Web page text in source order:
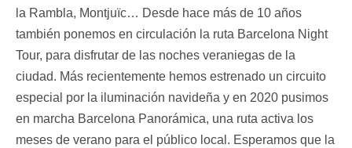
la Rambla, Montjuïc… Desde hace más de 10 años
también ponemos en circulación la ruta Barcelona Night
Tour, para disfrutar de las noches veraniegas de la
ciudad. Más recientemente hemos estrenado un circuito
especial por la iluminación navideña y en 2020 pusimos
en marcha Barcelona Panorámica, una ruta activa los
meses de verano para el público local. Esperamos que la